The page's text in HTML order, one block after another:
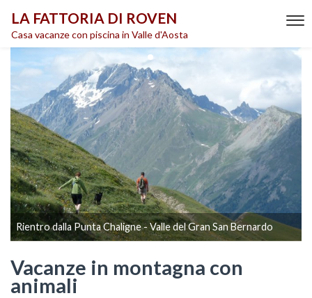
LA FATTORIA DI ROVEN
Casa vacanze con piscina in Valle d'Aosta
Rientro dalla Punta Chaligne - Valle del Gran San Bernardo
Vacanze in montagna con
animali